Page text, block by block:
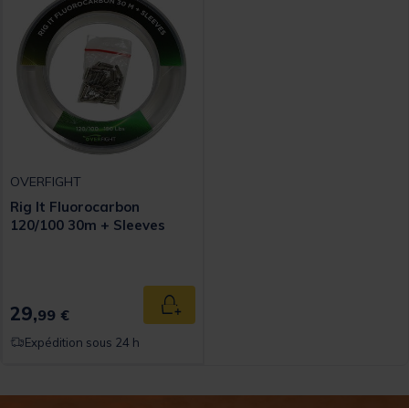
OVERFIGHT
Rig It Fluorocarbon
120/100 30m + Sleeves
29,99 € Ajouter au panier
Expédition sous 24 h